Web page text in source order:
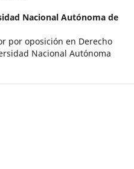
Nacional Autónoma de
por oposición en Derecho
Nacional Autónoma